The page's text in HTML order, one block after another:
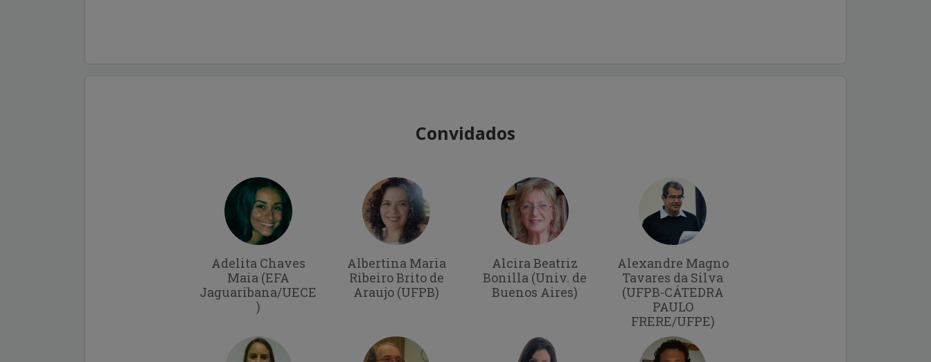
Convidados
Adelita Chaves
Maia (EFA
Jaguaribana/UECE
)
Albertina Maria
Ribeiro Brito de
Araujo (UFPB)
Alcira Beatriz
Bonilla (Univ. de
Buenos Aires)
Alexandre Magno
Tavares da Silva
(UFPB-CÁTEDRA
PAULO
FRERE/UFPE)